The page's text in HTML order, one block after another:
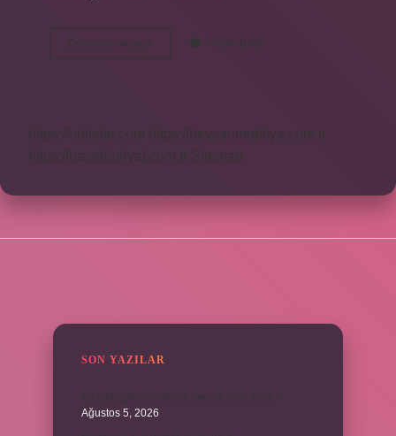
Devamını okuyun
Köyü
Yorum Bırak
https://obirsite.com
https://beysanmobilya.com.tr
https://bastdebriyaj.com.tr
Sitemap
SON YAZILAR
Ağustos 5, 2026